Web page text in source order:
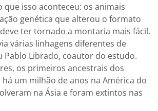
que isso aconteceu: os animais
genética que alterou o formato
ter tornado a montaria mais fácil.
várias linhagens diferentes de
Pablo Librado, coautor do estudo.
os primeiros ancestrais dos
um milhão de anos na América do
na Ásia e foram extintos nas